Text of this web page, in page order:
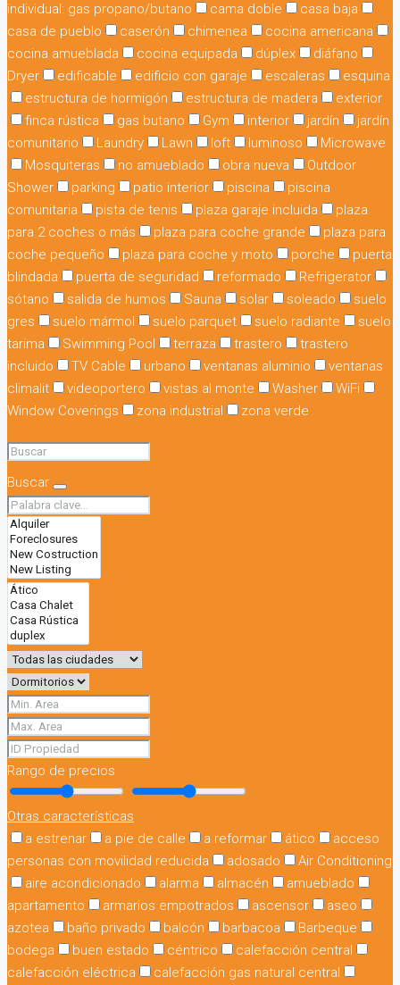
individual: gas propano/butano
cama doble
casa baja
casa de pueblo
caserón chimenea
cocina americana
cocina amueblada
cocina equipada dúplex
diáfano
Dryer
edificable edificio con garaje escaleras
esquina
estructura de hormigón
estructura de madera
exterior
finca rústica
gas butano Gym interior jardín
jardín
comunitario
Laundry Lawn loft luminoso
Microwave
Mosquiteras
no amueblado obra nueva
Outdoor
Shower
parking patio interior piscina
piscina
comunitaria
pista de tenis plaza garaje incluida
plaza
para 2 coches o más
plaza para coche grande
plaza para
coche pequeño
plaza para coche y moto porche
puerta
blindada
puerta de seguridad reformado
Refrigerator
sótano
salida de humos Sauna solar soleado
suelo
gres
suelo mármol suelo parquet suelo radiante
suelo
tarima
Swimming Pool terraza trastero
trastero
incluido
TV Cable urbano ventanas aluminio
ventanas
climalit
videoportero vistas al monte Washer
WiFi
Window Coverings
zona industrial zona verde
Buscar
Rango de precios
Otras características
a estrenar
a pie de calle a reformar ático
acceso
personas con movilidad reducida
adosado
Air Conditioning
aire acondicionado
alarma almacén
amueblado
apartamento
armarios empotrados ascensor
aseo
azotea
baño privado balcón barbacoa
Barbeque
bodega
buen estado céntrico
calefacción central
calefacción eléctrica
calefacción gas natural central